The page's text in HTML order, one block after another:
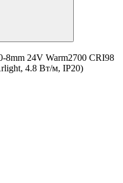
8mm 24V Warm2700 CRI98
4.8 Вт/м, IP20)